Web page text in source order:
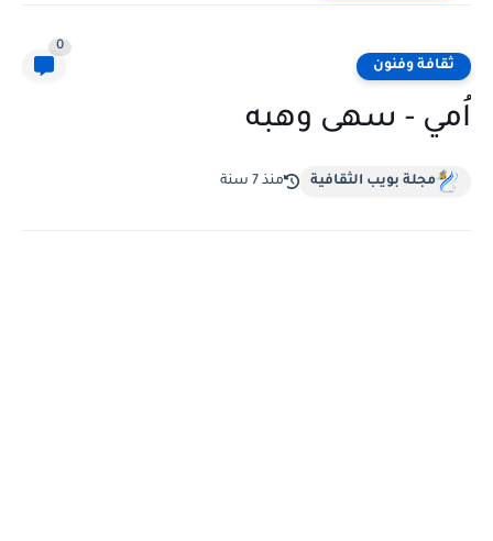
ثقافة وفنون
0
اُمي - سهى وهبه
مجلة بويب الثقافية منذ 7 سنة